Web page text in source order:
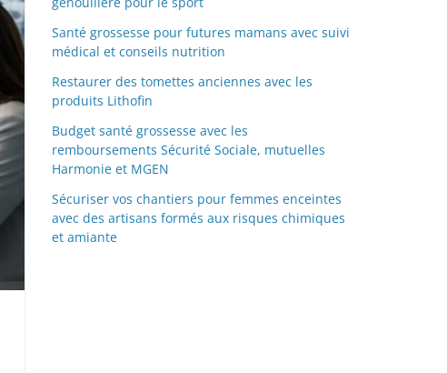
Santé grossesse pour futures mamans avec suivi
médical et conseils nutrition
Restaurer des tomettes anciennes avec les
produits Lithofin
Budget santé grossesse avec les
remboursements Sécurité Sociale, mutuelles
Harmonie et MGEN
Sécuriser vos chantiers pour femmes enceintes
avec des artisans formés aux risques chimiques
et amiante